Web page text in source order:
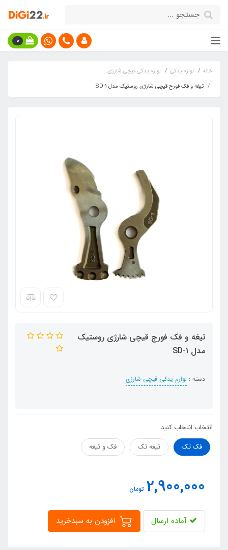
0
خانه لوازم یدکی
لوازم یدکی قیچی شارژی
تیغه و فک فورج قیچی شارژی روستیک مدل SD-1
تیغه و فک فورج قیچی شارژی روستیک
مدل SD-1
دسته : لوازم یدکی قیچی شارژی
انتخاب انتخاب کنید:
فک تک
تیغه تک فک و تیغه
2,900,000 تومان
آماده ارسال